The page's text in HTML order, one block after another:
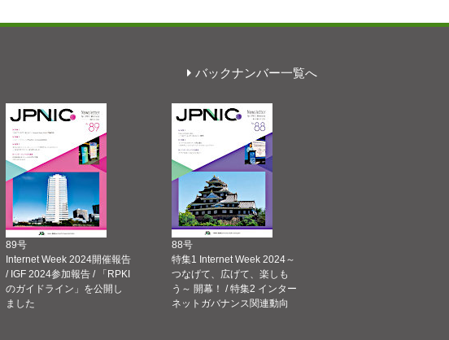
バックナンバー一覧へ
89号
Internet Week 2024開催報告
/ IGF 2024参加報告 / 「RPKI
のガイドライン」を公開し
ました
88号
特集1 Internet Week 2024～
つなげて、広げて、楽しも
う～ 開幕！ / 特集2 インター
ネットガバナンス関連動向